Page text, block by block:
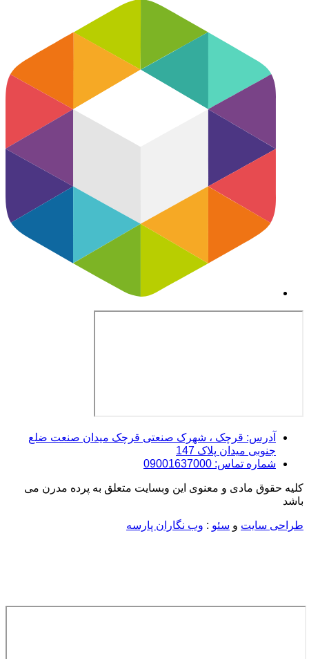
آدرس: قرچک ، شهرک صنعتی قرچک میدان صنعت ضلع
جنوبی میدان پلاک 147
شماره تماس: 09001637000
کلیه حقوق مادی و معنوی این وبسایت متعلق به پرده مدرن می
باشد
طراحی سایت و سئو : وب نگاران پارسه